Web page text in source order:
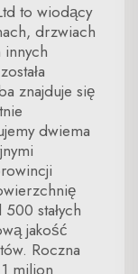
to wiodący
drzwiach
znajduje się
dwiema
stałych
jakość
Roczna
milion